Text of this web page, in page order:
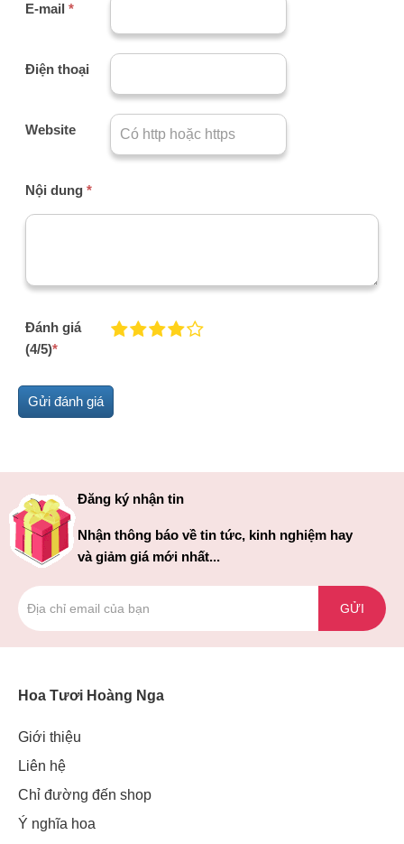
E-mail *
Điện thoại
Website
Nội dung *
Đánh giá
(4/5)*
Đăng ký nhận tin
Nhận thông báo về tin tức, kinh nghiệm hay
và giảm giá mới nhất...
GỬI
Hoa Tươi Hoàng Nga
Giới thiệu
Liên hệ
Chỉ đường đến shop
Ý nghĩa hoa